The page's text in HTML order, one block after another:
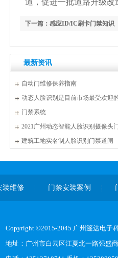
道，促进一批道路升级
下一篇：感应ID/IC刷卡门禁知识
最新资讯
自动门维修保养指南
动态人脸识别是目前市场最受欢迎
门禁系统
2021广州动态智能人脸识别摄像头
建筑工地实名制人脸识别门禁道闸
装维修 门禁安装案例
Copyright ©2015-2045 广州篷达电子
地址：广州市白云区江夏北一路强盛